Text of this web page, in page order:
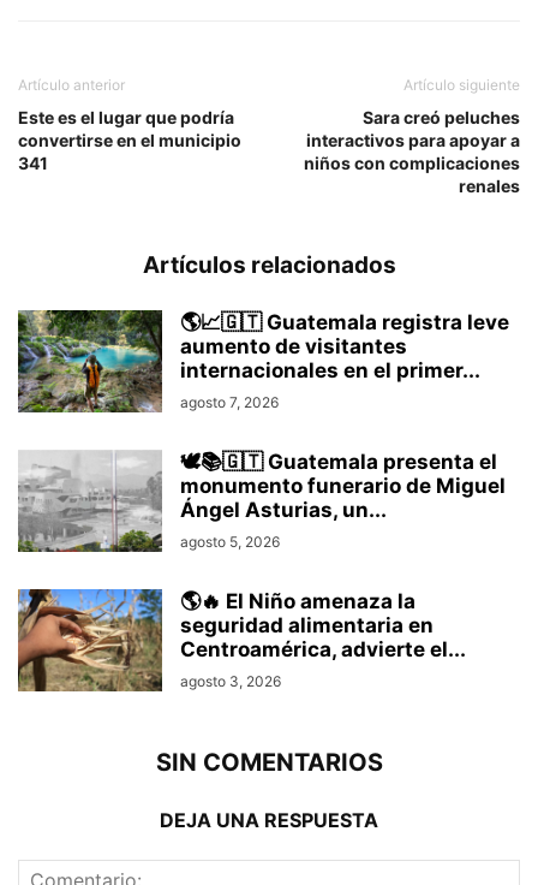
Artículo anterior
Este es el lugar que podría
convertirse en el municipio
341
Artículo siguiente
Sara creó peluches
interactivos para apoyar a
niños con complicaciones
renales
Artículos relacionados
🌎📈🇬🇹 Guatemala registra leve
aumento de visitantes
internacionales en el primer...
agosto 7, 2026
🕊️📚🇬🇹 Guatemala presenta el
monumento funerario de Miguel
Ángel Asturias, un...
agosto 5, 2026
🌎🔥 El Niño amenaza la
seguridad alimentaria en
Centroamérica, advierte el...
agosto 3, 2026
SIN COMENTARIOS
DEJA UNA RESPUESTA